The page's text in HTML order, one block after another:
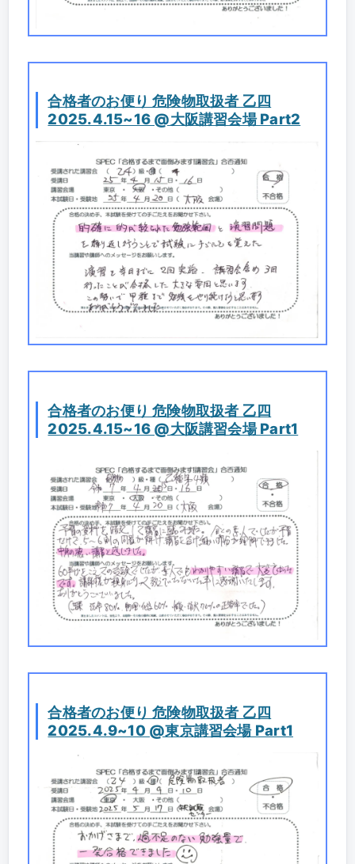
合格者のお便り 危険物取扱者 乙四
2025.4.15~16 @大阪講習会場 Part2
合格者のお便り 危険物取扱者 乙四
2025.4.15~16 @大阪講習会場 Part1
合格者のお便り 危険物取扱者 乙四
2025.4.9~10 @東京講習会場 Part1